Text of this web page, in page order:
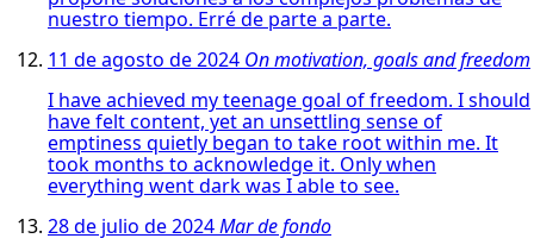
nuestro tiempo. Erré de parte a parte.
11 de agosto de 2024 On motivation, goals and freedom
I have achieved my teenage goal of freedom. I should
have felt content, yet an unsettling sense of
emptiness quietly began to take root within me. It
took months to acknowledge it. Only when
everything went dark was I able to see.
28 de julio de 2024Mar de fondo